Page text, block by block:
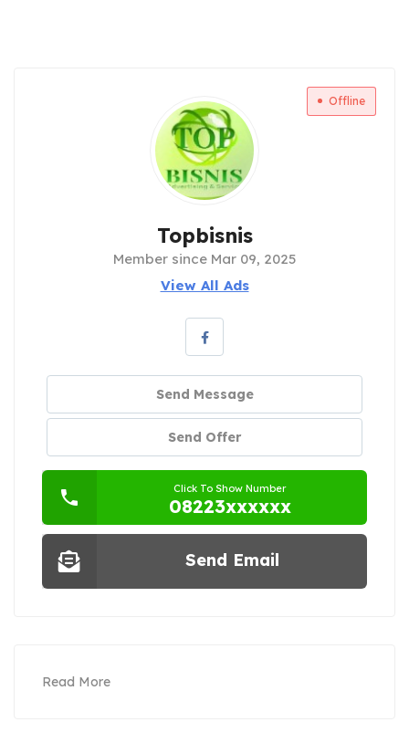
Offline
Topbisnis
Member since Mar 09, 2025
View All Ads
Send Message
Send Offer
Click To Show Number
08223xxxxxx
Send Email
Read More